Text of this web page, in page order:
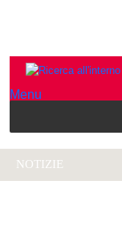
Menu
NOTIZIE